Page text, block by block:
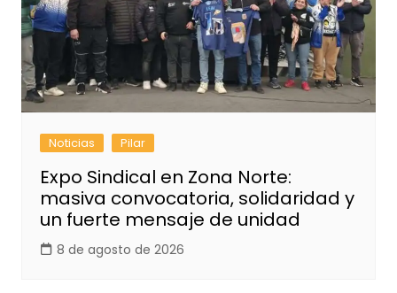
Noticias Pilar
Expo Sindical en Zona Norte:
masiva convocatoria, solidaridad y
un fuerte mensaje de unidad
8 de agosto de 2026